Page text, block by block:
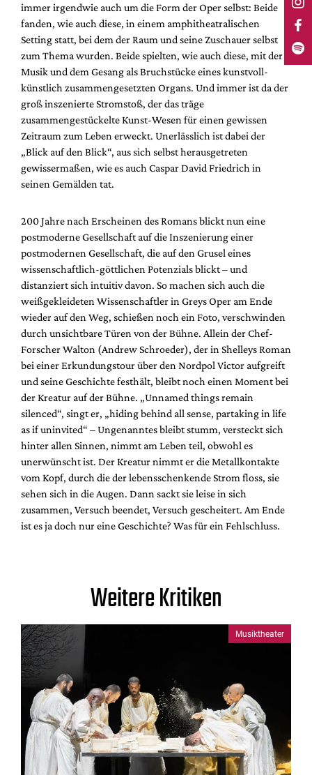
immer irgendwie auch um die Form der Oper selbst: Beide
fanden, wie auch diese, in einem amphitheatralischen
Setting statt, bei dem der Raum und seine Zuschauer selbst
zum Thema wurden. Beide spielten, wie auch diese, mit der
Musik und dem Gesang als Bruchstücke eines kunstvoll-
künstlich zusammengesetzten Organs. Und immer ist da der
groß inszenierte Stromstoß, der das träge
zusammengestückelte Kunst-Wesen für einen gewissen
Zeitraum zum Leben erweckt. Unerlässlich ist dabei der
„Blick auf den Blick“, aus sich selbst herausgetreten
gewissermaßen, wie es auch Caspar David Friedrich in
seinen Gemälden tat.
200 Jahre nach Erscheinen des Romans blickt nun eine
postmoderne Gesellschaft auf die Inszenierung einer
postmodernen Gesellschaft, die auf den Grusel eines
wissenschaftlich-göttlichen Potenzials blickt – und
distanziert sich intuitiv davon. So machen sich auch die
weißgekleideten Wissenschaftler in Greys Oper am Ende
wieder auf den Weg, schießen noch ein Foto, verschwinden
durch unsichtbare Türen von der Bühne. Allein der Chef-
Forscher Walton (Andrew Schroeder), der in Shelleys Roman
bei einer Erkundungstour über den Nordpol Victor aufgreift
und seine Geschichte festhält, bleibt noch einen Moment bei
der Kreatur auf der Bühne. „Unnamed things remain
silenced“, singt er, „hiding behind all sense, partaking in life
as if uninvited“ – Ungenanntes bleibt stumm, versteckt sich
hinter allen Sinnen, nimmt am Leben teil, obwohl es
unerwünscht ist. Der Kreatur nimmt er die Metallkontakte
vom Kopf, durch die der lebensschenkende Strom floss, sie
sehen sich in die Augen. Dann sackt sie leise in sich
zusammen, Versuch beendet, Versuch gescheitert. Am Ende
ist es ja doch nur eine Geschichte? Was für ein Fehlschluss.
Weitere Kritiken
Musiktheater